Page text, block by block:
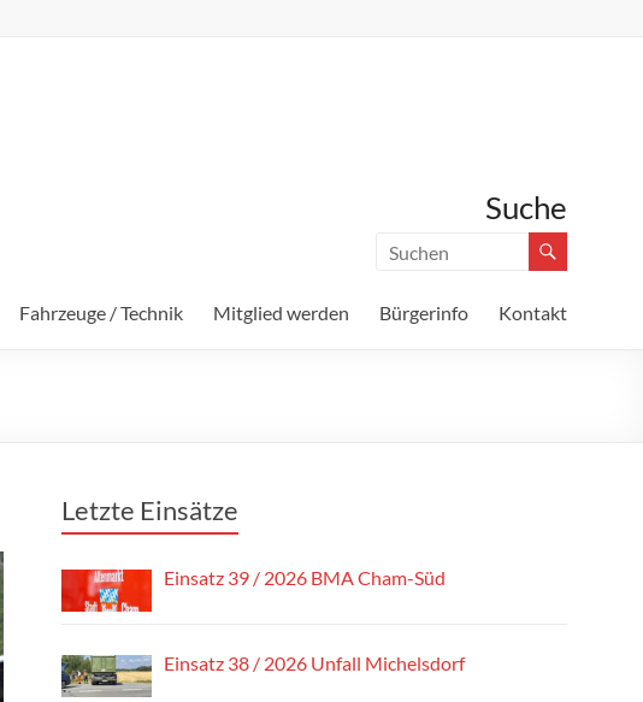
Suche
Fahrzeuge / Technik Mitglied werden Bürgerinfo Kontakt
Letzte Einsätze
Einsatz 39 / 2026 BMA Cham-Süd
Einsatz 38 / 2026 Unfall Michelsdorf